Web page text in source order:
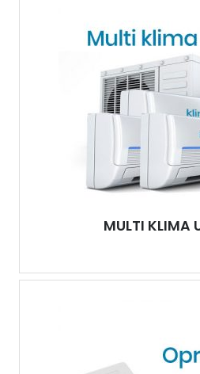
MULTI KLIMA